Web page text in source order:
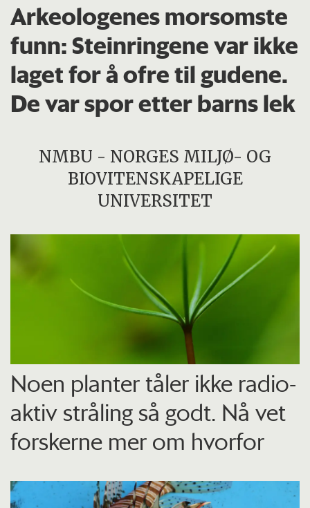
Arkeologenes morsomste
funn: Steinringene var ikke
laget for å ofre til gudene.
De var spor etter barns lek
NMBU - NORGES MILJØ- OG
BIOVITENSKAPELIGE
UNIVERSITET
Noen planter tåler ikke radio­
aktiv stråling så godt. Nå vet
forskerne mer om hvorfor